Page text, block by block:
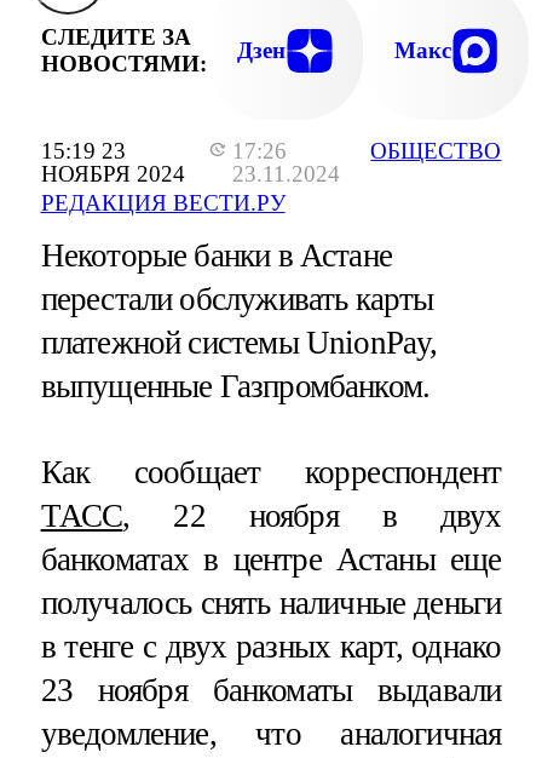
15:19 23
НОЯБРЯ 2024
17:26
23.11.2024
РЕДАКЦИЯ ВЕСТИ.РУ
ОБЩЕСТВО
СЛЕДИТЕ ЗА
НОВОСТЯМИ:
Дзен Макс
Некоторые банки в Астане
перестали обслуживать карты
платежной системы UnionPay,
выпущенные Газпромбанком.
Как сообщает корреспондент
ТАСС, 22 ноября в двух
банкоматах в центре Астаны еще
получалось снять наличные деньги
в тенге с двух разных карт, однако
23 ноября банкоматы выдавали
уведомление, что аналогичная